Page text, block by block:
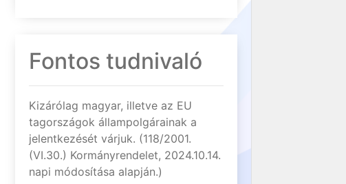
Fontos tudnivaló
Kizárólag magyar, illetve az EU
tagországok állampolgárainak a
jelentkezését várjuk. (118/2001.
(VI.30.) Kormányrendelet, 2024.10.14.
napi módosítása alapján.)